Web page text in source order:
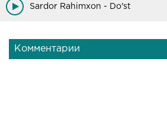
Sardor Rahimxon - Do'st
Комментарии